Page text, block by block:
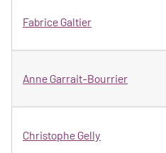
Fabrice Galtier
Anne Garrait-Bourrier
Christophe Gelly